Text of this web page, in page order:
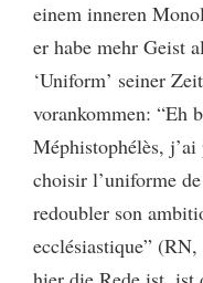
einem inneren
er habe mehr Geist
‘Uniform’ seiner
vorankommen: “Eh
Méphistophélès, j’ai
choisir l’uniforme
redoubler son
ecclésiastique”